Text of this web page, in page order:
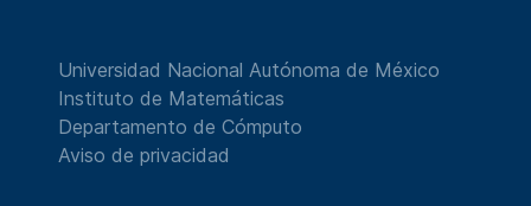
Universidad Nacional Autónoma de México
Instituto de Matemáticas
Departamento de Cómputo
Aviso de privacidad